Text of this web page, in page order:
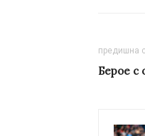
предишна
Берое с